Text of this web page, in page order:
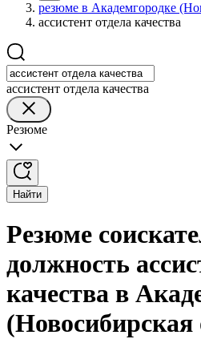
резюме в Академгородке
ассистент отдела качества
ассистент отдела качества
Резюме
Найти
Резюме
должность
качества в
(Новосибирская